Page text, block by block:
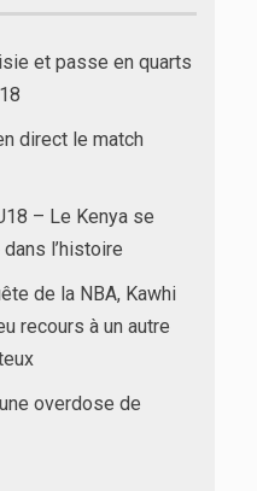
et passe en quarts
direct le match
– Le Kenya se
l’histoire
de la NBA, Kawhi
recours à un autre
overdose de